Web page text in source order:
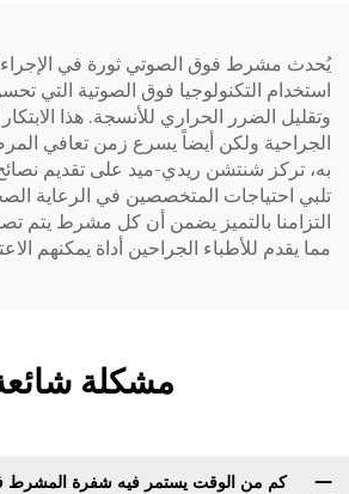
يُحدث مشرط فوق الصوتي ثورة في
استخدام التكنولوجيا فوق الصوتية التي
وتقليل الضرر الحراري للأنسجة. هذا
الجراحية ولكن أيضاً يسرع زمن تعافي
به، تركز شنتشن ريدي-ميد على تقديم
تلبي احتياجات المتخصصين في الرعاية
التزامنا بالتميز يضمن أن كل مشرط يتم
مما يقدم للأطباء الجراحين أداة يمكنهم
مشكلة
كم من الوقت يستمر فيه شفرة المشرط